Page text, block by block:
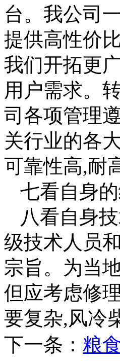
台。我公司
提供高性价
我们开拓更
用户需求。
司各项管理
关行业的各
可靠性高,耐
七看自身
八看自身
级技术人员
宗旨。为当
但应考虑修
要复杂,风冷
下一条： 粮